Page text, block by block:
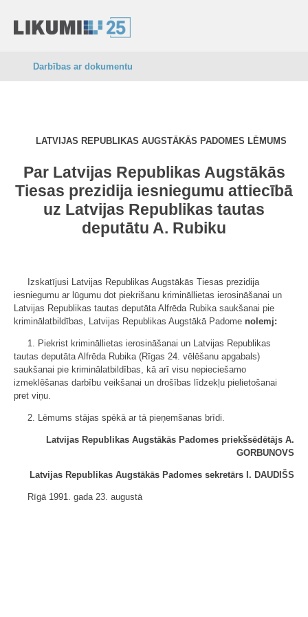
Darbības ar dokumentu
LATVIJAS REPUBLIKAS AUGSTĀKĀS PADOMES LĒMUMS
Par Latvijas Republikas Augstākās
Tiesas prezidija iesniegumu attiecībā
uz Latvijas Republikas tautas
deputātu A. Rubiku
Izskatījusi Latvijas Republikas Augstākās Tiesas prezidija
iesniegumu ar lūgumu dot piekrišanu krimināllietas ierosināšanai un
Latvijas Republikas tautas deputāta Alfrēda Rubika saukšanai pie
kriminālatbildības, Latvijas Republikas Augstākā Padome nolemj:
1. Piekrist krimināllietas ierosināšanai un Latvijas Republikas
tautas deputāta Alfrēda Rubika (Rīgas 24. vēlēšanu apgabals)
saukšanai pie kriminālatbildības, kā arī visu nepieciešamo
izmeklēšanas darbību veikšanai un drošības līdzekļu pielietošanai
pret viņu.
2. Lēmums stājas spēkā ar tā pieņemšanas brīdi.
Latvijas Republikas Augstākās Padomes priekšsēdētājs A.
GORBUNOVS
Latvijas Republikas Augstākās Padomes sekretārs I. DAUDIŠS
Rīgā 1991. gada 23. augustā